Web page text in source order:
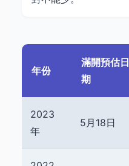
年份
滿開預估日
期
2023
年
5月18日